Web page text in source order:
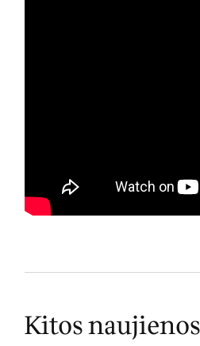
Kitos naujienos